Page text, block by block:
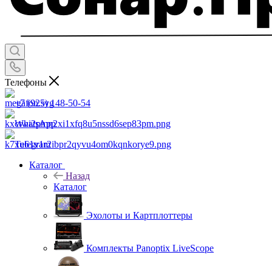
Телефоны
+7 (925) 148-50-54
WhatsApp
Telegram
Каталог
Назад
Каталог
Эхолоты и Картплоттеры
Комплекты Panoptix LiveScope